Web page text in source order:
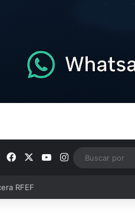
FacebookYouTube
Instagram
en el fútbol comarcal